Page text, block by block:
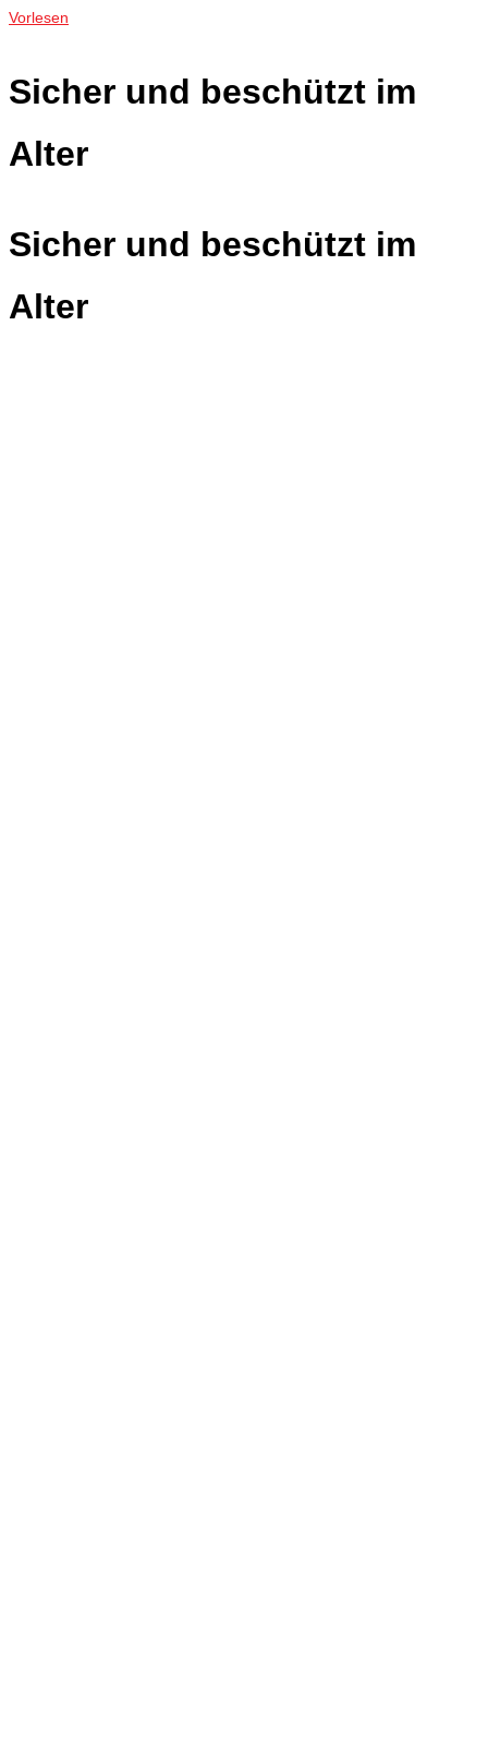
Vorlesen
Sicher und beschützt im
Alter
Sicher und beschützt im
Alter